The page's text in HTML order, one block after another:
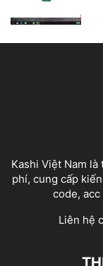
Kashi Việt Nam
phí, cung cấp
code, acc
Liên hệ